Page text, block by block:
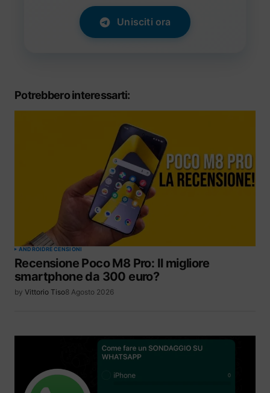
Unisciti ora
Potrebbero interessarti:
ANDROIDRECENSIONI
Recensione Poco M8 Pro: Il migliore
smartphone da 300 euro?
by Vittorio Tiso8 Agosto 2026